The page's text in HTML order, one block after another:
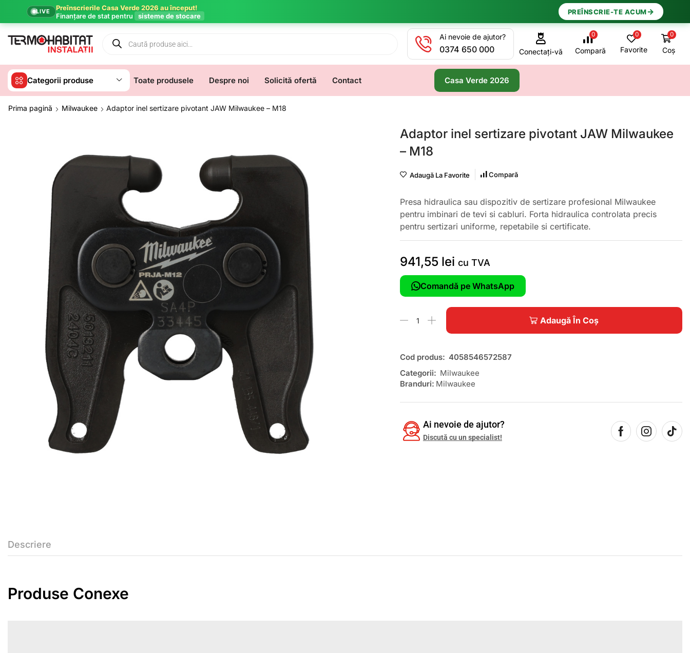
LIVE
Preînscrierile Casa Verde 2026 au început!
Finanțare de stat pentru
sisteme de stocare PREÎNSCRIE-TE ACUM→
Ai nevoie de ajutor?
0374 650 000 Conectați-vă
0
Compară
0
Favorite
0
Coș
Categorii produse Toate produsele Despre noi Solicită ofertă Contact Casa Verde 2026
Prima pagină Milwaukee Adaptor inel sertizare pivotant JAW Milwaukee – M18
Adaptor inel sertizare pivotant JAW Milwaukee
– M18
Adaugă La Favorite Compară
Presa hidraulica sau dispozitiv de sertizare profesional Milwaukee
pentru imbinari de tevi si cabluri. Forta hidraulica controlata precis
pentru sertizari uniforme, repetabile si certificate.
941,55 lei cu TVA
Comandă pe WhatsApp
Adaugă În Coș
Cod produs: 4058546572587
Categorii: Milwaukee
Branduri: Milwaukee
Ai nevoie de ajutor?
Discută cu un specialist!
Descriere
Produse Conexe